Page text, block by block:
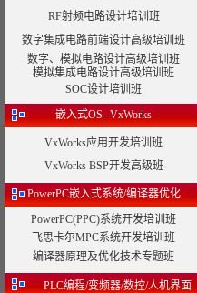
RF射频电路设计培训班
数字集成电路前端设计高级培训班
数字、模拟电路设计高级培训班
模拟集成电路设计高级培训班
SOC设计培训班
嵌入式OS--VxWorks
VxWorks应用开发培训班
VxWorks BSP开发高级班
PowerPC嵌入式系统/编译器优化
PowerPC(PPC)系统开发培训班
飞思卡尔MPC系统开发培训班
编译器原理及优化技术专题班
PLC编程/变频器/数控/人机界面